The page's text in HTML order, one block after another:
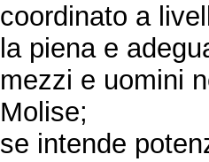
coordinato a
la piena e
mezzi e uomini
Molise;
se intende